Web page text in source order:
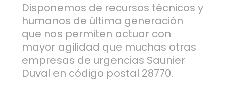
Disponemos de recursos técnicos y
humanos de última generación
que nos permiten actuar con
mayor agilidad que muchas otras
empresas de urgencias Saunier
Duval en código postal 28770.